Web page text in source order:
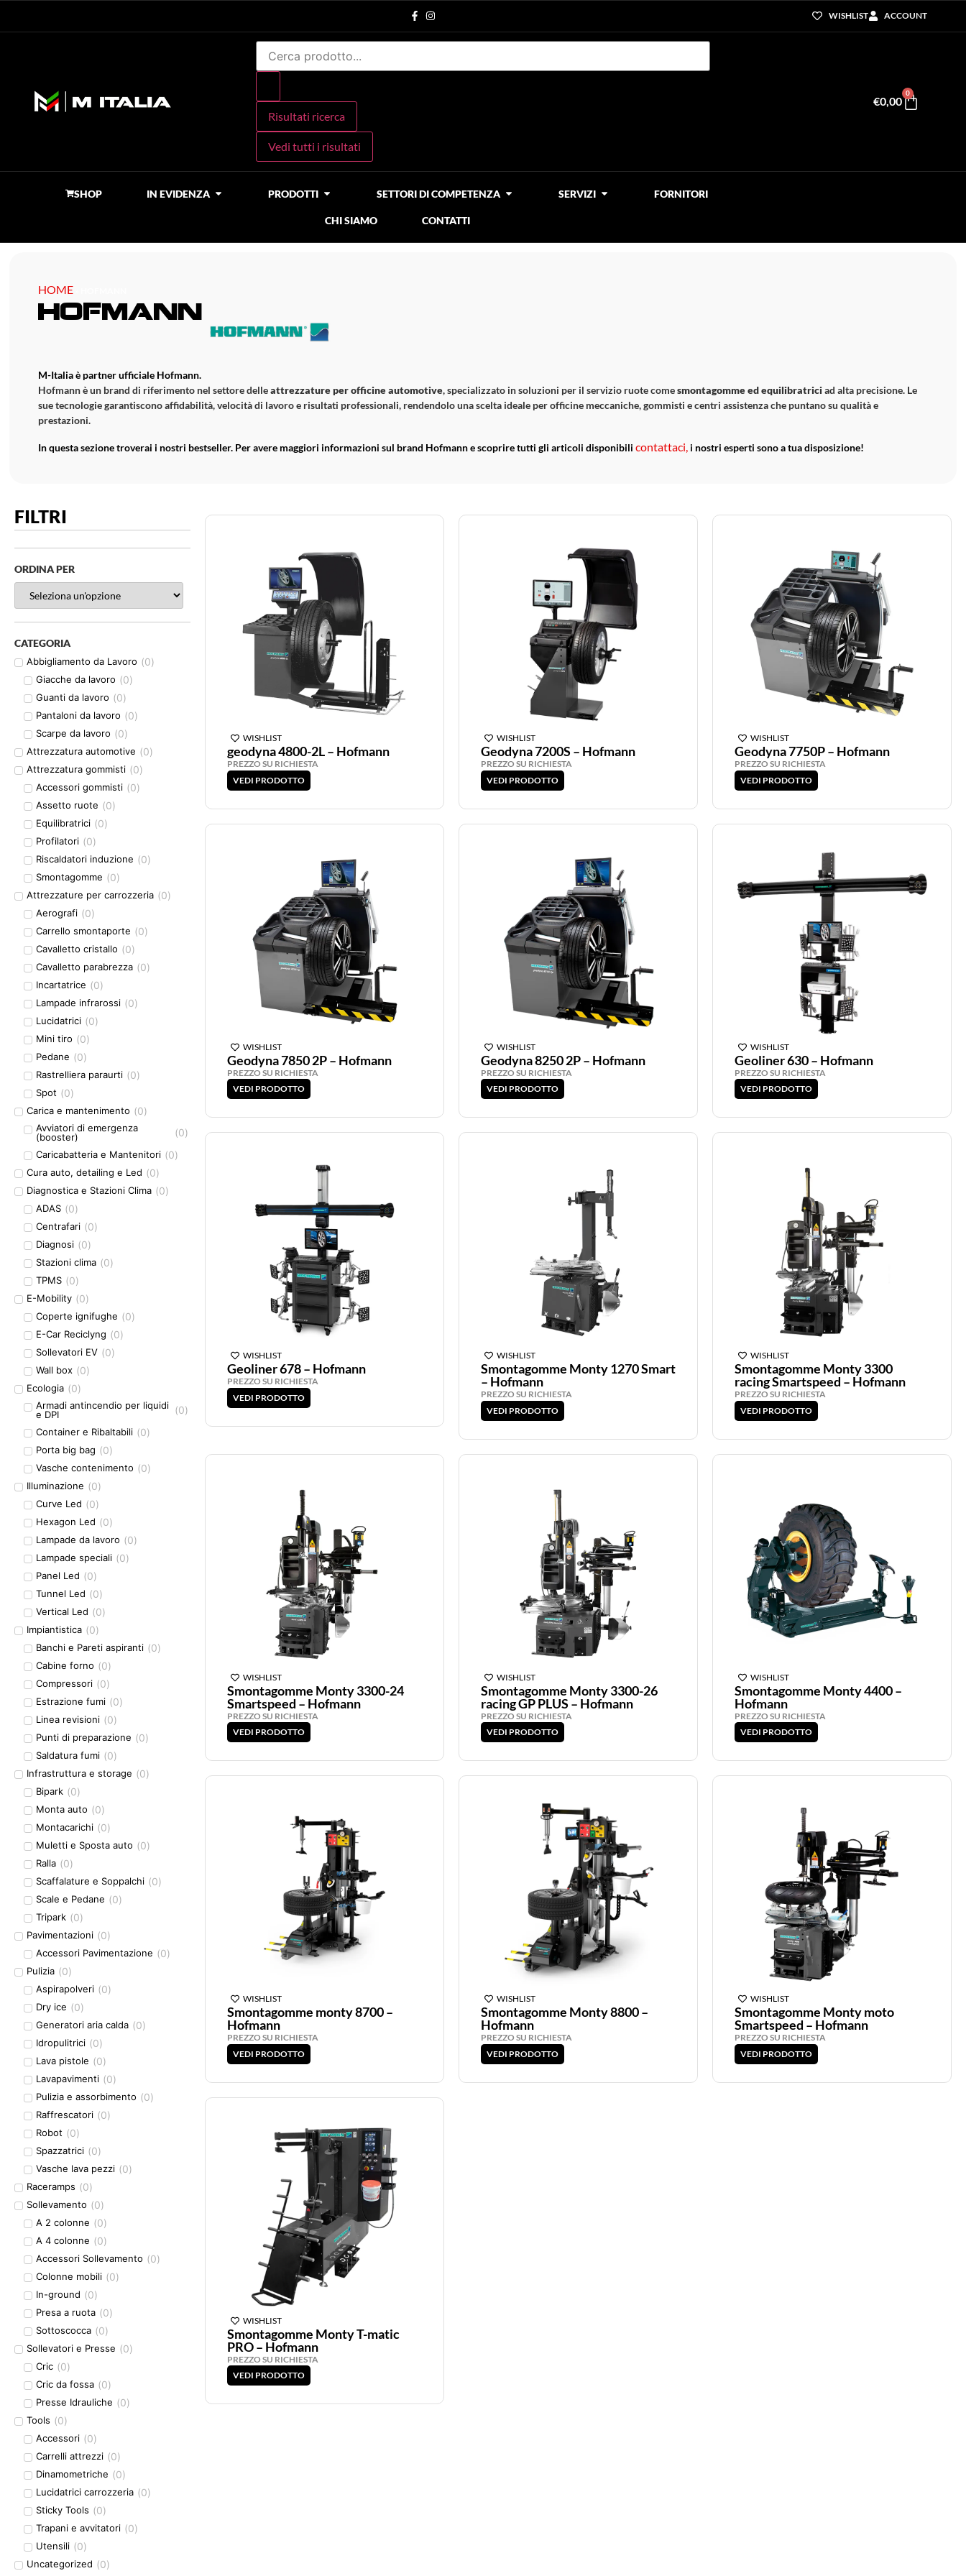
WISHLIST ACCOUNT
Risultati ricerca
Vedi tutti i risultati
€0,00
0
SHOP IN EVIDENZA PRODOTTI SETTORI DI COMPETENZA SERVIZI FORNITORI
CHI SIAMO CONTATTI
HOME»
hofmann
M-Italia è partner ufficiale Hofmann.
Hofmann è un brand di riferimento nel settore delleattrezzature per officine automotive, specializzato in soluzioni per il servizio ruote comesmontagomme ed equilibratriciad alta precisione. Le
sue tecnologie garantiscono affidabilità, velocità di lavoro e risultati professionali, rendendolo una scelta ideale per officine meccaniche, gommisti e centri assistenza che puntano su qualità e
prestazioni.
In questa sezione troverai i nostri bestseller. Per avere maggiori informazioni sul brand Hofmann e scoprire tutti gli articoli disponibili contattaci, i nostri esperti sono a tua disposizione!
FILTRI
ORDINA PER
CATEGORIA
Abbigliamento da Lavoro (0)
Giacche da lavoro (0)
Guanti da lavoro (0)
Pantaloni da lavoro (0)
Scarpe da lavoro (0)
Attrezzatura automotive (0)
Attrezzatura gommisti (0)
Accessori gommisti (0)
Assetto ruote (0)
Equilibratrici (0)
Profilatori (0)
Riscaldatori induzione (0)
Smontagomme (0)
Attrezzature per carrozzeria (0)
Aerografi (0)
Carrello smontaporte (0)
Cavalletto cristallo (0)
Cavalletto parabrezza (0)
Incartatrice (0)
Lampade infrarossi (0)
Lucidatrici (0)
Mini tiro (0)
Pedane (0)
Rastrelliera paraurti (0)
Spot (0)
Carica e mantenimento (0)
Avviatori di emergenza
(booster)
(0)
Caricabatteria e Mantenitori (0)
Cura auto, detailing e Led (0)
Diagnostica e Stazioni Clima (0)
ADAS (0)
Centrafari (0)
Diagnosi (0)
Stazioni clima (0)
TPMS (0)
E-Mobility (0)
Coperte ignifughe (0)
E-Car Reciclyng (0)
Sollevatori EV (0)
Wall box (0)
Ecologia (0)
Armadi antincendio per liquidi
e DPI
(0)
Container e Ribaltabili (0)
Porta big bag (0)
Vasche contenimento (0)
Illuminazione (0)
Curve Led (0)
Hexagon Led (0)
Lampade da lavoro (0)
Lampade speciali (0)
Panel Led (0)
Tunnel Led (0)
Vertical Led (0)
Impiantistica (0)
Banchi e Pareti aspiranti (0)
Cabine forno (0)
Compressori (0)
Estrazione fumi (0)
Linea revisioni (0)
Punti di preparazione (0)
Saldatura fumi (0)
Infrastruttura e storage (0)
Bipark (0)
Monta auto (0)
Montacarichi (0)
Muletti e Sposta auto (0)
Ralla (0)
Scaffalature e Soppalchi (0)
Scale e Pedane (0)
Tripark (0)
Pavimentazioni (0)
Accessori Pavimentazione (0)
Pulizia (0)
Aspirapolveri (0)
Dry ice (0)
Generatori aria calda (0)
Idropulitrici (0)
Lava pistole (0)
Lavapavimenti (0)
Pulizia e assorbimento (0)
Raffrescatori (0)
Robot (0)
Spazzatrici (0)
Vasche lava pezzi (0)
Raceramps (0)
Sollevamento (0)
A 2 colonne (0)
A 4 colonne (0)
Accessori Sollevamento (0)
Colonne mobili (0)
In-ground (0)
Presa a ruota (0)
Sottoscocca (0)
Sollevatori e Presse (0)
Cric (0)
Cric da fossa (0)
Presse Idrauliche (0)
Tools (0)
Accessori (0)
Carrelli attrezzi (0)
Dinamometriche (0)
Lucidatrici carrozzeria (0)
Sticky Tools (0)
Trapani e avvitatori (0)
Utensili (0)
Uncategorized (0)
WISHLIST
geodyna 4800-2L – Hofmann
PREZZO SU RICHIESTA
VEDI PRODOTTO
WISHLIST
Geodyna 7200S – Hofmann
PREZZO SU RICHIESTA
VEDI PRODOTTO
WISHLIST
Geodyna 7750P – Hofmann
PREZZO SU RICHIESTA
VEDI PRODOTTO
WISHLIST
Geodyna 7850 2P – Hofmann
PREZZO SU RICHIESTA
VEDI PRODOTTO
WISHLIST
Geodyna 8250 2P – Hofmann
PREZZO SU RICHIESTA
VEDI PRODOTTO
WISHLIST
Geoliner 630 – Hofmann
PREZZO SU RICHIESTA
VEDI PRODOTTO
WISHLIST
Geoliner 678 – Hofmann
PREZZO SU RICHIESTA
VEDI PRODOTTO
WISHLIST
Smontagomme Monty 1270 Smart
– Hofmann
PREZZO SU RICHIESTA
VEDI PRODOTTO
WISHLIST
Smontagomme Monty 3300
racing Smartspeed – Hofmann
PREZZO SU RICHIESTA
VEDI PRODOTTO
WISHLIST
Smontagomme Monty 3300-24
Smartspeed – Hofmann
PREZZO SU RICHIESTA
VEDI PRODOTTO
WISHLIST
Smontagomme Monty 3300-26
racing GP PLUS – Hofmann
PREZZO SU RICHIESTA
VEDI PRODOTTO
WISHLIST
Smontagomme Monty 4400 –
Hofmann
PREZZO SU RICHIESTA
VEDI PRODOTTO
WISHLIST
Smontagomme monty 8700 –
Hofmann
PREZZO SU RICHIESTA
VEDI PRODOTTO
WISHLIST
Smontagomme Monty 8800 –
Hofmann
PREZZO SU RICHIESTA
VEDI PRODOTTO
WISHLIST
Smontagomme Monty moto
Smartspeed – Hofmann
PREZZO SU RICHIESTA
VEDI PRODOTTO
WISHLIST
Smontagomme Monty T-matic
PRO – Hofmann
PREZZO SU RICHIESTA
VEDI PRODOTTO